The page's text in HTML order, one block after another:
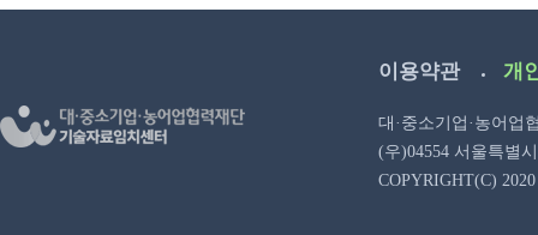
이용약관 개
대·중소기업·농어업
(우)04554 서울특별
COPYRIGHT(C)